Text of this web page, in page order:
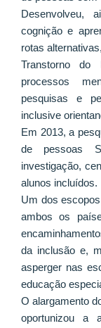
Desenvolveu,
cognição e
rotas
Transtorno do
processos
pesquisas e
inclusive
Em 2013, a
de pessoas
investigação,
alunos incluídos.
Um dos
ambos os
da inclusão e,
asperger nas
educação
O alargamento
oportunizou a